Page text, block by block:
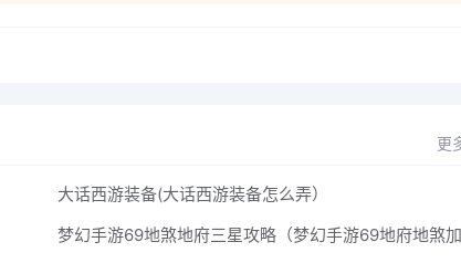
更
大话西游装备(大话西游装备怎么弄）